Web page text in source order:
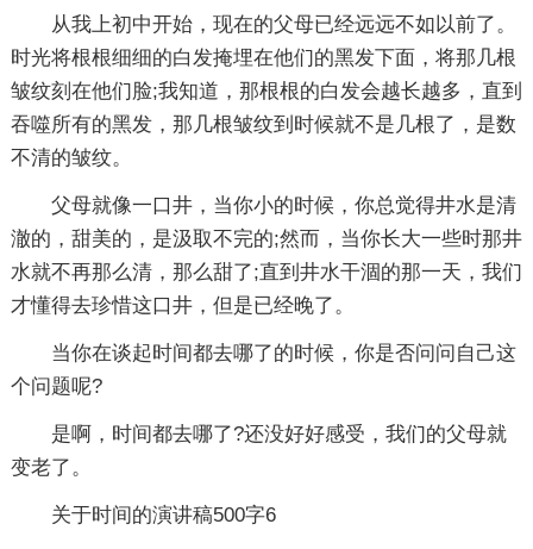
从我上初中开始，现在的父母已经远远不如以前了。
时光将根根细细的白发掩埋在他们的黑发下面，将那几根
皱纹刻在他们脸;我知道，那根根的白发会越长越多，直到
吞噬所有的黑发，那几根皱纹到时候就不是几根了，是数
不清的皱纹。
父母就像一口井，当你小的时候，你总觉得井水是清
澈的，甜美的，是汲取不完的;然而，当你长大一些时那井
水就不再那么清，那么甜了;直到井水干涸的那一天，我们
才懂得去珍惜这口井，但是已经晚了。
当你在谈起时间都去哪了的时候，你是否问问自己这
个问题呢?
是啊，时间都去哪了?还没好好感受，我们的父母就
变老了。
关于时间的演讲稿500字6